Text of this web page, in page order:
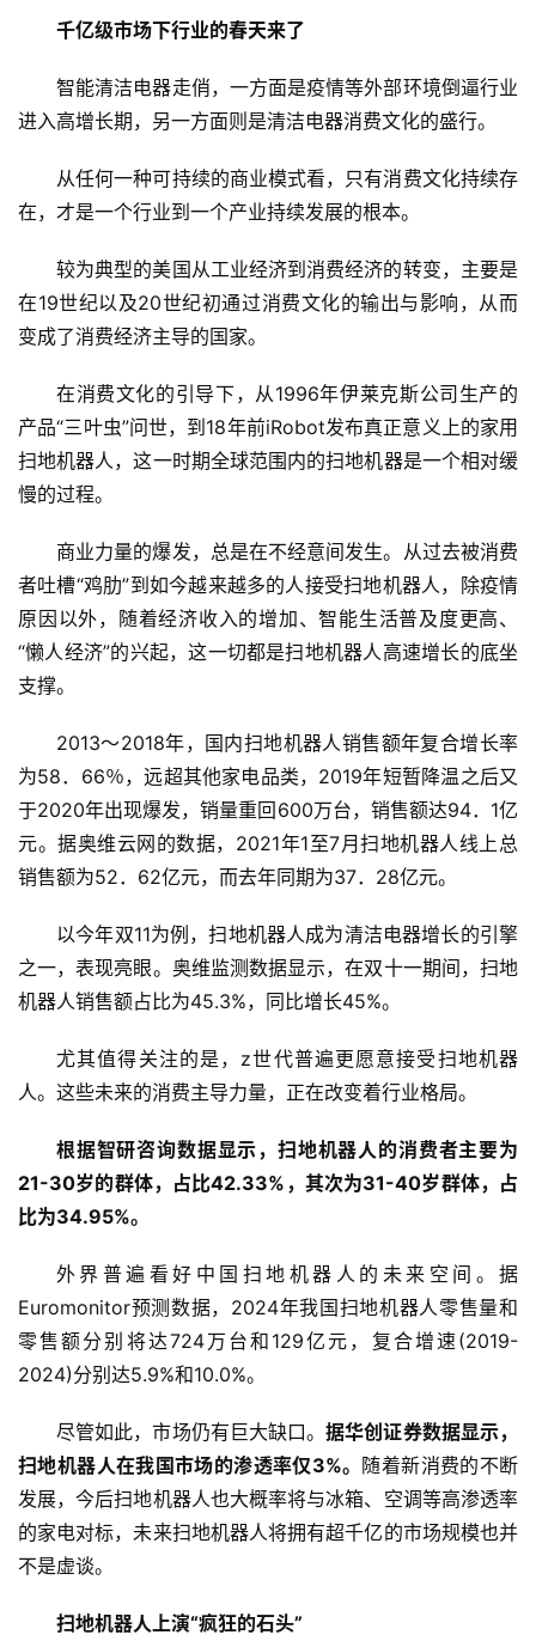
页
业
5
人
工
智
能
A
千亿级市场下行业的春天来了
智能清洁电器走俏，一方面是疫情等外部环境倒逼行业
进入高增长期，另一方面则是清洁电器消费文化的盛行。
从任何一种可持续的商业模式看，只有消费文化持续存
在，才是一个行业到一个产业持续发展的根本。
较为典型的美国从工业经济到消费经济的转变，主要是
在19世纪以及20世纪初通过消费文化的输出与影响，从而
变成了消费经济主导的国家。
在消费文化的引导下，从1996年伊莱克斯公司生产的
产品“三叶虫”问世，到18年前iRobot发布真正意义上的家用
扫地机器人，这一时期全球范围内的扫地机器是一个相对缓
慢的过程。
商业力量的爆发，总是在不经意间发生。从过去被消费
者吐槽“鸡肋”到如今越来越多的人接受扫地机器人，除疫情
原因以外，随着经济收入的增加、智能生活普及度更高、
“懒人经济”的兴起，这一切都是扫地机器人高速增长的底坐
支撑。
2013～2018年，国内扫地机器人销售额年复合增长率
为58．66％，远超其他家电品类，2019年短暂降温之后又
于2020年出现爆发，销量重回600万台，销售额达94．1亿
元。据奥维云网的数据，2021年1至7月扫地机器人线上总
销售额为52．62亿元，而去年同期为37．28亿元。
以今年双11为例，扫地机器人成为清洁电器增长的引擎
之一，表现亮眼。奥维监测数据显示，在双十一期间，扫地
机器人销售额占比为45.3%，同比增长45%。
尤其值得关注的是，z世代普遍更愿意接受扫地机器
人。这些未来的消费主导力量，正在改变着行业格局。
根据智研咨询数据显示，扫地机器人的消费者主要为
21-30岁的群体，占比42.33%，其次为31-40岁群体，占
比为34.95%。
外界普遍看好中国扫地机器人的未来空间。据
Euromonitor预测数据，2024年我国扫地机器人零售量和
零售额分别将达724万台和129亿元，复合增速(2019-
2024)分别达5.9%和10.0%。
尽管如此，市场仍有巨大缺口。据华创证券数据显示，
扫地机器人在我国市场的渗透率仅3%。 随着新消费的不断
发展，今后扫地机器人也大概率将与冰箱、空调等高渗透率
的家电对标，未来扫地机器人将拥有超千亿的市场规模也并
不是虚谈。
扫地机器人上演“疯狂的石头”